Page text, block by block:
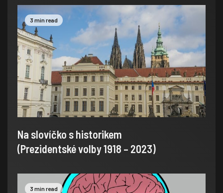
3 min read
Na slovíčko s historikem
(Prezidentské volby 1918 – 2023)
3 min read